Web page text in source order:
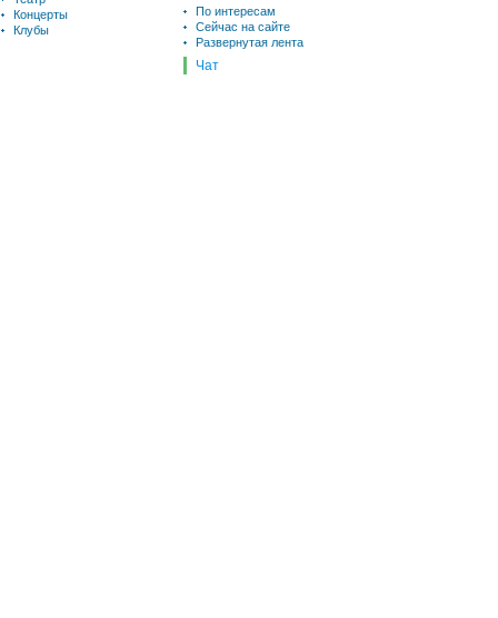
Концерты
Клубы
По интересам
Сейчас на сайте
Развернутая лента
Чат